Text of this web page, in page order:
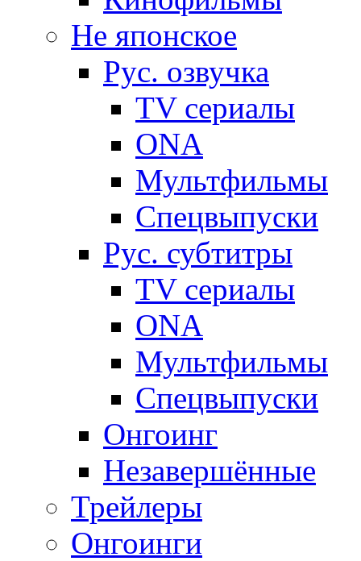
Не японское
Рус. озвучка
TV сериалы
ONA
Мультфильмы
Спецвыпуски
Рус. субтитры
TV сериалы
ONA
Мультфильмы
Спецвыпуски
Онгоинг
Незавершённые
Трейлеры
Онгоинги